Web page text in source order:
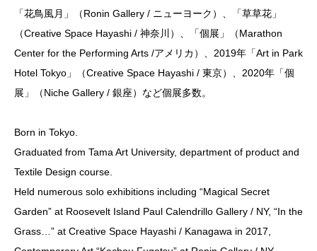
「花鳥風月」（Ronin Gallery / ニューヨーク）、「草草花」
（Creative Space Hayashi / 神奈川）、「個展」（Marathon
Center for the Performing Arts /アメリカ）、2019年「Art in Park
Hotel Tokyo」（Creative Space Hayashi / 東京）、2020年「個
展」（Niche Gallery / 銀座）など個展多数。
Born in Tokyo.
Graduated from Tama Art University, department of product and
Textile Design course.
Held numerous solo exhibitions including “Magical Secret
Garden” at Roosevelt Island Paul Calendrillo Gallery / NY, “In the
Grass…” at Creative Space Hayashi / Kanagawa in 2017,